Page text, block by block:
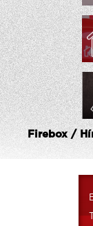
Firebox /